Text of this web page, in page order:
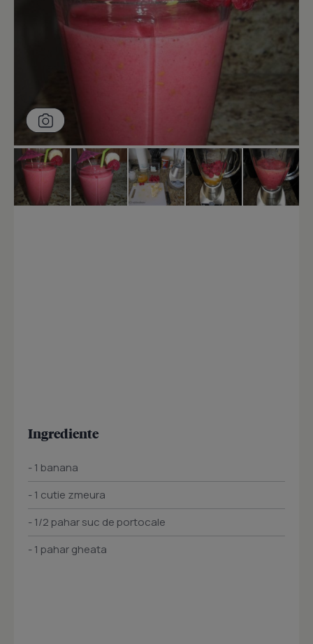
Ingrediente
- 1 banana
- 1 cutie zmeura
- 1/2 pahar suc de portocale
- 1 pahar gheata